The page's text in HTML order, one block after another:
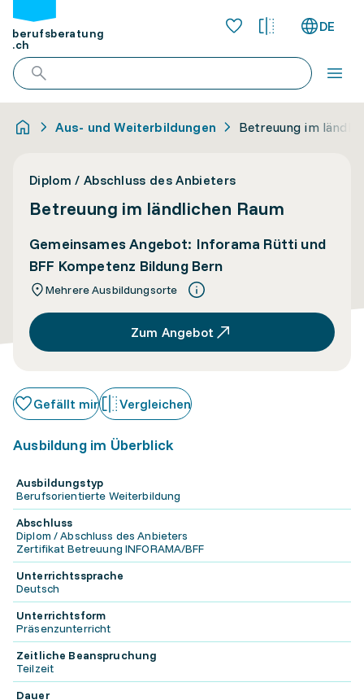
berufsberatung
.ch
DE
Aus- und Weiterbildungen Betreuung im
Diplom / Abschluss des Anbieters
Betreuung im ländlichen Raum
Gemeinsames Angebot: Inforama Rütti und
BFF Kompetenz Bildung Bern
Mehrere Ausbildungsorte
Zum Angebot
Gefällt mir Vergleichen
Ausbildung im Überblick
Ausbildungstyp
Berufsorientierte Weiterbildung
Abschluss
Diplom / Abschluss des Anbieters
Zertifikat Betreuung INFORAMA/BFF
Unterrichtssprache
Deutsch
Unterrichtsform
Präsenzunterricht
Zeitliche Beanspruchung
Teilzeit
Dauer